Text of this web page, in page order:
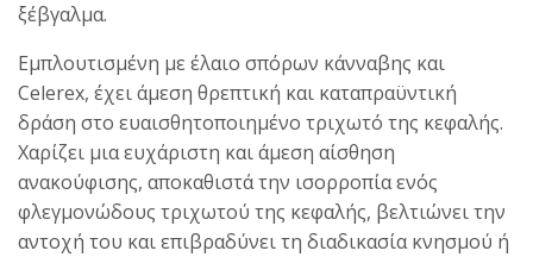
ξέβγαλμα.
Εμπλουτισμένη με έλαιο σπόρων κάνναβης και
Celerex, έχει άμεση θρεπτική και καταπραϋντική
δράση στο ευαισθητοποιημένο τριχωτό της κεφαλής.
Χαρίζει μια ευχάριστη και άμεση αίσθηση
ανακούφισης, αποκαθιστά την ισορροπία ενός
φλεγμονώδους τριχωτού της κεφαλής, βελτιώνει την
αντοχή του και επιβραδύνει τη διαδικασία κνησμού ή